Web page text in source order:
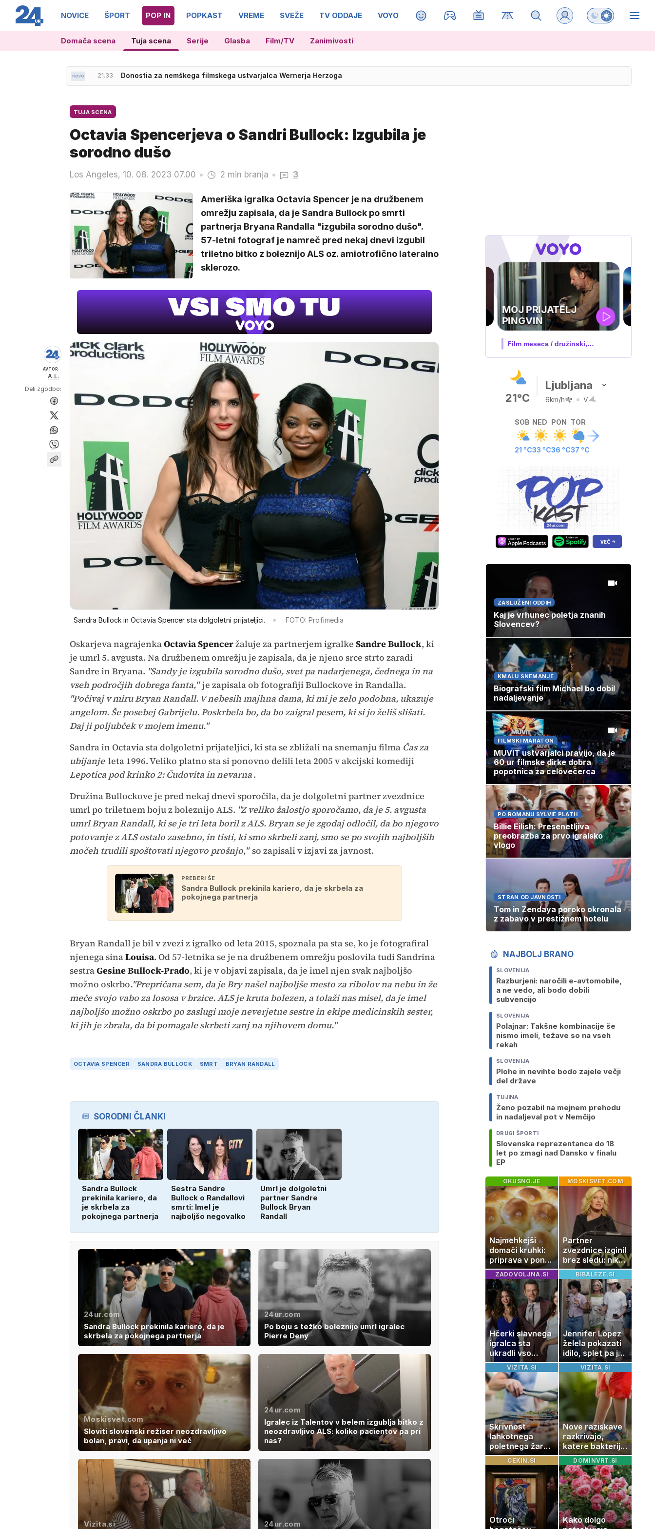
NOVICE ŠPORT POP IN POPKAST VREME SVEŽE TV ODDAJE VOYO MAGAZIN Preklopi barvni
Domača scena Tuja scena Serije Glasba Film/TV Zanimivosti
21.33 Donostia za nemškega filmskega ustvarjalca Wernerja Herzoga
TUJA SCENA
Octavia Spencerjeva o Sandri Bullock: Izgubila je
sorodno dušo
Los Angeles, 10. 08. 2023 07.00 2 min branja 3
Ameriška igralka Octavia Spencer je na družbenem
omrežju zapisala, da je Sandra Bullock po smrti
partnerja Bryana Randalla "izgubila sorodno dušo".
57-letni fotograf je namreč pred nekaj dnevi izgubil
triletno bitko z boleznijo ALS oz. amiotrofično lateralno
sklerozo.
AVTOR:
A.L.
Deli zgodbo:
Sandra Bullock in Octavia Spencer sta dolgoletni prijateljici. FOTO: Profimedia
Oskarjeva nagrajenkaOctavia Spenceržaluje za partnerjem igralke Sandre Bullock, ki
je umrl 5. avgusta. Na družbenem omrežju je zapisala, da je njeno srce strto zaradi
Sandre in Bryana. "Sandy je izgubila sorodno dušo, svet pa nadarjenega, čednega in na
vseh področjih dobrega fanta,"je zapisala ob fotografiji Bullockove in Randalla.
"Počivaj v miru Bryan Randall. V nebesih majhna dama, ki mi je zelo podobna, ukazuje
angelom. Še posebej Gabrijelu. Poskrbela bo, da bo zaigral pesem, ki si jo želiš slišati.
Daj ji poljubček v mojem imenu."
Sandra in Octavia sta dolgoletni prijateljici, ki sta se zbližali na snemanju filma Čas za
ubijanje leta 1996. Veliko platno sta si ponovno delili leta 2005 v akcijski komediji
Lepotica pod krinko 2: Čudovita in nevarna.
Družina Bullockove je pred nekaj dnevi sporočila, da je dolgoletni partner zvezdnice
umrl po triletnem boju z boleznijo ALS. "Z veliko žalostjo sporočamo, da je 5. avgusta
umrl Bryan Randall, ki se je tri leta boril z ALS. Bryan se je zgodaj odločil, da bo njegovo
potovanje z ALS ostalo zasebno, in tisti, ki smo skrbeli zanj, smo se po svojih najboljših
močeh trudili spoštovati njegovo prošnjo,"so zapisali v izjavi za javnost.
PREBERI ŠE
Sandra Bullock prekinila kariero, da je skrbela za
pokojnega partnerja
Bryan Randall je bil v zvezi z igralko od leta 2015, spoznala pa sta se, ko je fotografiral
njenega sinaLouisa. Od 57-letnika se je na družbenem omrežju poslovila tudi Sandrina
sestraGesine Bullock-Prado, ki je v objavi zapisala, da je imel njen svak najboljšo
možno oskrbo."Prepričana sem, da je Bry našel najboljše mesto za ribolov na nebu in že
meče svojo vabo za lososa v brzice. ALS je kruta bolezen, a tolaži nas misel, da je imel
najboljšo možno oskrbo po zaslugi moje neverjetne sestre in ekipe medicinskih sester,
ki jih je zbrala, da bi pomagale skrbeti zanj na njihovem domu."
OCTAVIA SPENCER SANDRA BULLOCK SMRT BRYAN RANDALL
SORODNI ČLANKI
Sandra Bullock
prekinila kariero, da
je skrbela za
pokojnega partnerja
Sestra Sandre
Bullock o Randallovi
smrti: Imel je
najboljšo negovalko
Umrl je dolgoletni
partner Sandre
Bullock Bryan
Randall
24ur.com
Sandra Bullock prekinila kariero, da je
skrbela za pokojnega partnerja
24ur.com
Po boju s težko boleznijo umrl igralec
Pierre Deny
Moskisvet.com
Sloviti slovenski režiser neozdravljivo
bolan, pravi, da upanja ni več
24ur.com
Igralec iz Talentov v belem izgublja bitko z
neozdravljivo ALS: koliko pacientov pa pri
nas?
Vizita.si
24ur.com
UEFA
SUPERPOKAL
V živo na VOYO: sreda ob 20.30
21°C
Ljubljana
6km/h V
SOB
21 °C
NED
33 °C
PON
36 °C
TOR
37 °C
ZASLUŽENI ODDIH
Kaj je vrhunec poletja znanih
Slovencev?
KMALU SNEMANJE
Biografski film Michael bo dobil
nadaljevanje
FILMSKI MARATON
MUVIT ustvarjalci pravijo, da je
60 ur filmske dirke dobra
popotnica za celovečerca
PO ROMANU SYLVIE PLATH
Billie Eilish: Presenetljiva
preobrazba za prvo igralsko
vlogo
STRAN OD JAVNOSTI
Tom in Zendaya poroko okronala
z zabavo v prestižnem hotelu
NAJBOLJ BRANO
SLOVENIJA
Razburjeni: naročili e-avtomobile,
a ne vedo, ali bodo dobili
subvencijo
SLOVENIJA
Polajnar: Takšne kombinacije še
nismo imeli, težave so na vseh
rekah
SLOVENIJA
Plohe in nevihte bodo zajele večji
del države
TUJINA
Ženo pozabil na mejnem prehodu
in nadaljeval pot v Nemčijo
DRUGI ŠPORTI
Slovenska reprezentanca do 18
let po zmagi nad Dansko v finalu
EP
OKUSNO.JE
Najmehkejši
domači kruhki:
priprava v ponvi
je trik za popoln
rezultat
MOSKISVET.COM
Partner
zvezdnice izginil
brez sledu: nikoli
ga niso našli,
nato je prišla še
ena tragedija
ZADOVOLJNA.SI
Hčerki slavnega
igralca sta
ukradli vso
pozornost
BIBALEZE.SI
Jennifer Lopez
želela pokazati
idilo, splet pa je
razburila ena
stvar
VIZITA.SI
Skrivnost
lahkotnega
poletnega žara,
po katerem ne
boste
potrebovali
popoldanskega
spanca
VIZITA.SI
Nove raziskave
razkrivajo,
katere bakterije
na koži privlačijo
komarje
CEKIN.SI
Otroci
DOMINVRT.SI
Kako dolgo